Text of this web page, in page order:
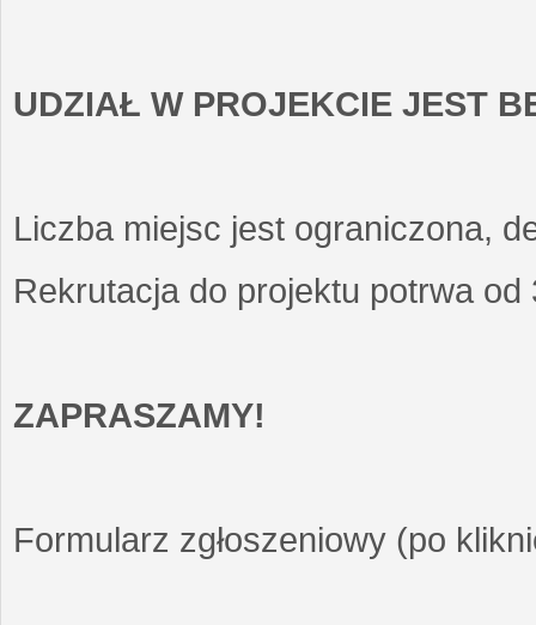
UDZIAŁ W PROJEKCIE JEST
Liczba miejsc jest ograniczona,
Rekrutacja do projektu potrwa
ZAPRASZAMY!
Formularz zgłoszeniowy (po